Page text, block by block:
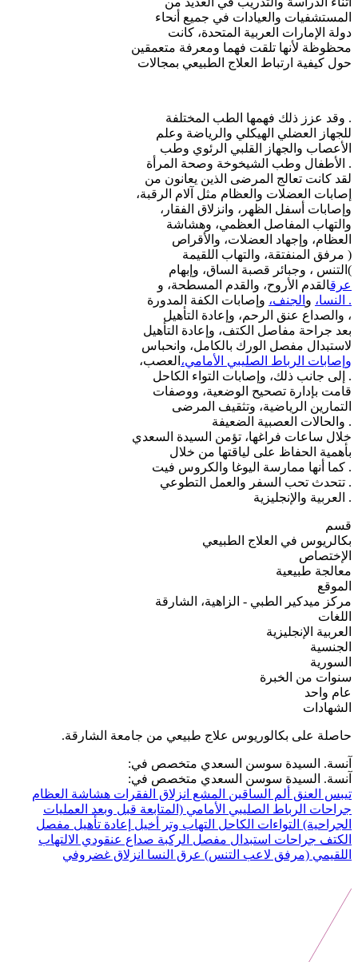
المستشفيات والعيادات في جميع أنحاء
دولة الإمارات العربية المتحدة، كانت
محظوظة لأنها تلقت فهما ومعرفة متعمقين
حول كيفية ارتباط العلاج الطبيعي بمجالات
. وقد عزز ذلك فهمها الطب المختلفة
للجهاز العضلي الهيكلي والرياضة وعلم
الأعصاب والجهاز القلبي الرئوي وطب
. الأطفال وطب الشيخوخة وصحة المرأة
لقد كانت تعالج المرضى الذين يعانون من
إصابات العضلات والعظام مثل آلام الرقبة،
وإصابات أسفل الظهر، وانزلاق الفقار،
والتهاب المفاصل العظمي، وهشاشة
العظام، وإجهاد العضلات، والأقراص
( مرفق المنفتقة، والتهاب اللقيمة
)التنس ، وجبائر قصبة الساق، وإبهام
عرقالقدم الأروح، والقدم المسطحة، و
. النسا، و الجنف، وإصابات الكفة المدورة
، والصداع عنق الرحم، وإعادة التأهيل
بعد جراحة مفاصل الكتف، وإعادة التأهيل
لاستبدال مفصل الورك بالكامل، وانحباس
وإصابات الرباط الصليبي الأمامي، العصب،
. إلى جانب ذلك، وإصابات التواء الكاحل
قامت بإدارة تصحيح الوضعية، ووصفات
التمارين الرياضية، وتثقيف المرضى
. والحالات العصبية الضعيفة
خلال ساعات فراغها، تؤمن السيدة السعدي
بأهمية الحفاظ على لياقتها من خلال
. كما أنها ممارسة اليوغا والكروس فيت
. تتحدث تحب السفر والعمل التطوعي
. العربية والإنجليزية
قسم
بكالريوس في العلاج الطبيعي
الإختصاص
معالجة طبيعية
الموقع
مركز ميدكير الطبي - الزاهية، الشارقة
اللغات
العربية الإنجليزية
الجنسية
السورية
سنوات من الخبرة
عام واحد
الشهادات
حاصلة على بكالوريوس علاج طبيعي من جامعة الشارقة.
آنسة. السيدة سوسن السعدي متخصص في:
آنسة. السيدة سوسن السعدي متخصص في:
تيبس العنق ألم الساقين المشع انزلاق الفقرات هشاشة العظام
جراحات الرباط الصليبي الأمامي (المتابعة قبل وبعد العمليات
الجراحية) التواءات الكاحل التهاب وتر أخيل
إعادة تأهيل مفصل
الكتف جراحات استبدال مفصل الركبة صداع عنقودي الالتهاب
اللقيمي (مرفق لاعب التنس) عرق النسا انزلاق غضروفي